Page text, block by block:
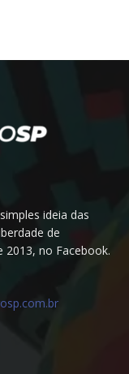
ideia das
de
2013, no Facebook.